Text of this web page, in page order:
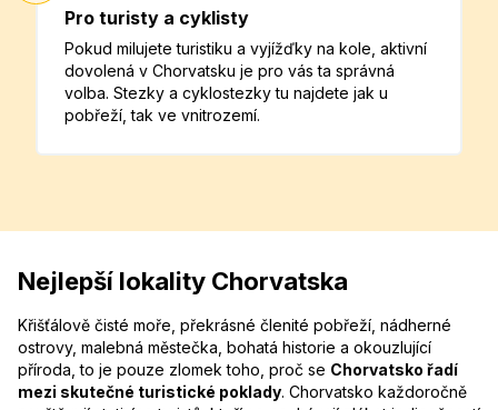
Pro turisty a cyklisty
Pokud milujete turistiku a vyjížďky na kole, aktivní
dovolená v Chorvatsku je pro vás ta správná
volba. Stezky a cyklostezky tu najdete jak u
pobřeží, tak ve vnitrozemí.
Nejlepší lokality Chorvatska
Křišťálově čisté moře, překrásné členité pobřeží, nádherné
ostrovy, malebná městečka, bohatá historie a okouzlující
příroda, to je pouze zlomek toho, proč se Chorvatsko řadí
mezi skutečné turistické poklady. Chorvatsko každoročně